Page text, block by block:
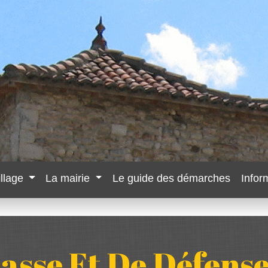
La mairie Le guide des démarches